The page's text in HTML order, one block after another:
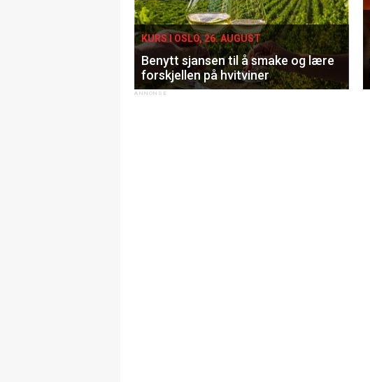
KURS I OSLO, 26. AUGUST
Benytt sjansen til å smake og lære
forskjellen på hvitviner